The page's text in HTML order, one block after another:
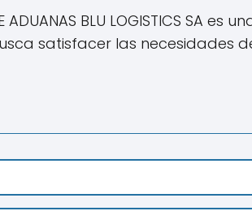
ADUANAS BLU LOGISTICS
satisfacer las necesidades